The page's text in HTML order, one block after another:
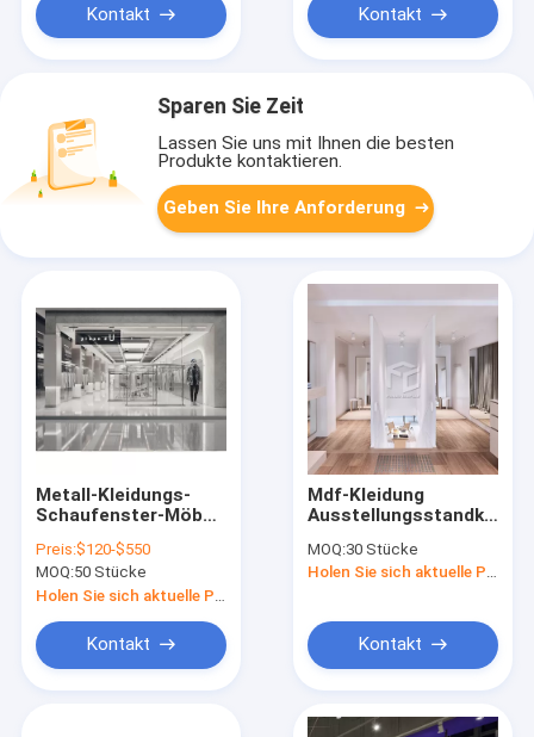
Kontakt Kontakt
Sparen Sie Zeit
Lassen Sie uns mit Ihnen die besten
Produkte kontaktieren.
Geben Sie Ihre Anforderung
Metall-Kleidungs-
Schaufenster-Möbel
Oberflächen
Preis:$120-$550
MOQ:50 Stücke
Kontakt
Mdf-Kleidung
Service
MOQ:30 Stücke
Holen Sie sich aktuelle Preis
Kontakt